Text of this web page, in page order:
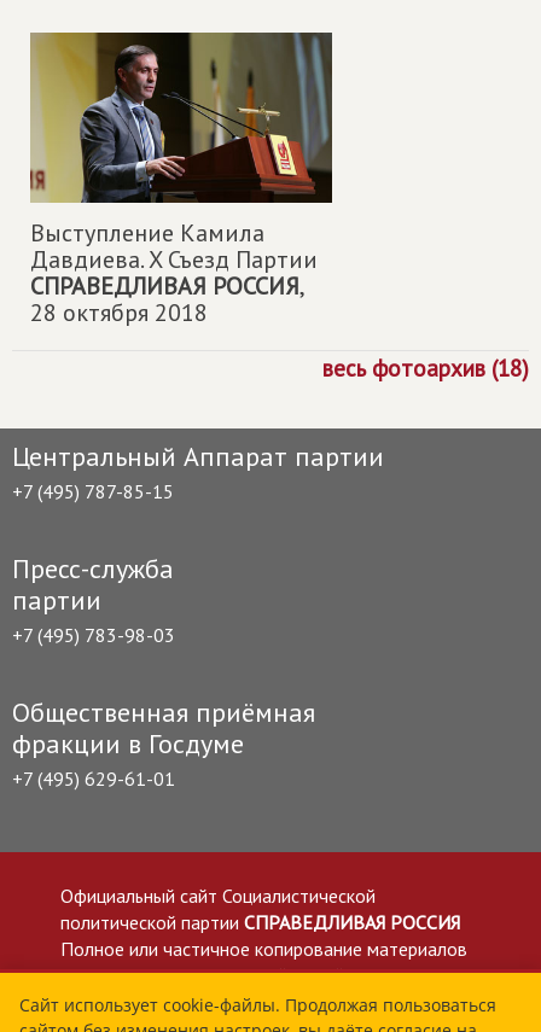
Выступление Камила
Давдиева. X Съезд Партии
СПРАВЕДЛИВАЯ РОССИЯ,
28 октября 2018
весь фотоархив (18)
Центральный Аппарат партии
+7 (495) 787-85-15
Пресс-служба
партии
+7 (495) 783-98-03
Общественная приёмная
фракции в Госдуме
+7 (495) 629-61-01
Официальный сайт Социалистической
политической партии СПРАВЕДЛИВАЯ РОССИЯ
Полное или частичное копирование материалов
приветствуется со ссылкой на сайт spravedlivo.ru
Политика в отношении обработки персональных
Сайт использует cookie-файлы. Продолжая пользоваться